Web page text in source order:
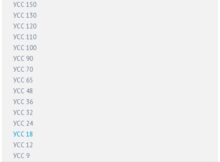
УСС 150
УСС 130
УСС 120
УСС 110
УСС 100
УСС 90
УСС 70
УСС 65
УСС 48
УСС 36
УСС 32
УСС 24
УСС 18
УСС 12
УСС 9